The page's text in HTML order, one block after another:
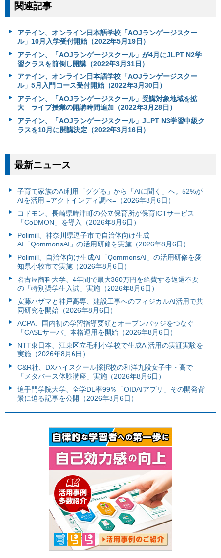
関連記事
アテイン、オンライン日本語学校「AOJランゲージスクー
ル」10月入学受付開始（2022年5月19日）
アテイン、「AOJランゲージスクール」が4月にJLPT N2学
習クラスを前倒し開講（2022年3月31日）
アテイン、オンライン日本語学校「AOJランゲージスクー
ル」5月入門コース受付開始（2022年3月30日）
アテイン、「AOJランゲージスクール」受講対象地域を拡
大 ライブ授業の開講時間追加（2022年3月28日）
アテイン、「AOJランゲージスクール」JLPT N3学習中級ク
ラスを10月に開講決定（2022年3月16日）
最新ニュース
子育て家族のAI利用「ググる」から「AIに聞く」へ。52%が
AIを活用 =アクトインディ調べ=（2026年8月6日）
コドモン、長崎県時津町の公立保育所が保育ICTサービス
「CoDMON」を導入（2026年8月6日）
Polimill、神奈川県逗子市で自治体向け生成
AI「QommonsAI」の活用研修を実施（2026年8月6日）
Polimill、自治体向け生成AI「QommonsAI」の活用研修を愛
知県小牧市で実施（2026年8月6日）
名古屋商科大学、4年間で最大360万円を給費する返還不要
の「特別奨学生入試」実施（2026年8月6日）
安藤ハザマと神戸高専、建設工事へのフィジカルAI活用で共
同研究を開始（2026年8月6日）
ACPA、国内初の学習指導要領とオープンバッジをつなぐ
「CASEサーバ」本格運用を開始（2026年8月6日）
NTT東日本、江東区立毛利小学校で生成AI活用の実証実験を
実施（2026年8月6日）
C&R社、DXハイスクール採択校の和洋九段女子中・高で
「メタバース体験講座」実施（2026年8月6日）
追手門学院大学、全学DL率99％「OIDAIアプリ」その開発背
景に迫る記事を公開（2026年8月6日）